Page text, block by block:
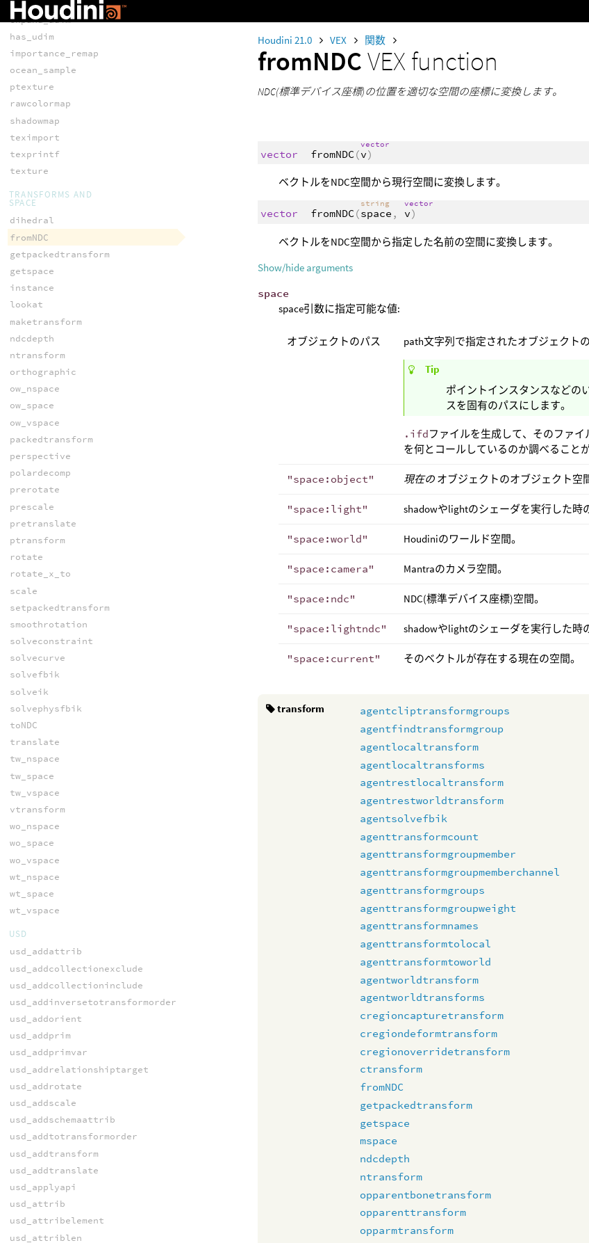
Houdini 21.0 VEX 関数
fromNDCVEX function
NDC(標準デバイス座標)の位置を適切な空間の座標に変換します。
vector fromNDC (
vector
v)
ベクトルをNDC空間から現行空間に変換します。
vector fromNDC (
string
space ,
vector
v)
ベクトルをNDC空間から指定した名前の空間に変換します。
Show/hide arguments
space
space引数に指定可能な値:
オブジェクトのパス path文字列で指定されたオブジェクト
Tip
ポイントインスタンスなどの
スを固有のパスにします。
.ifdファイルを生成して、そのファ
を何とコールしているのか調べること
"space:object" 現在の オブジェクトのオブジェクト空
"space:light" shadowやlightのシェーダを実行した時
"space:world" Houdiniのワールド空間。
"space:camera" Mantraのカメラ空間。
"space:ndc" NDC(標準デバイス座標)空間。
"space:lightndc" shadowやlightのシェーダを実行した時
"space:current" そのベクトルが存在する現在の空間。
transform
agentcliptransformgroups
agentfindtransformgroup
agentlocaltransform
agentlocaltransforms
agentrestlocaltransform
agentrestworldtransform
agentsolvefbik
agenttransformcount
agenttransformgroupmember
agenttransformgroupmemberchannel
agenttransformgroups
agenttransformgroupweight
agenttransformnames
agenttransformtolocal
agenttransformtoworld
agentworldtransform
agentworldtransforms
cregioncapturetransform
cregiondeformtransform
cregionoverridetransform
ctransform
fromNDC
getpackedtransform
getspace
mspace
ndcdepth
ntransform
opparentbonetransform
opparenttransform
opparmtransform
environment
expand_udim
has_udim
importance_remap
ocean_sample
ptexture
rawcolormap
shadowmap
teximport
texprintf
texture
TRANSFORMS AND
SPACE
dihedral
fromNDC
getpackedtransform
getspace
instance
lookat
maketransform
ndcdepth
ntransform
orthographic
ow_nspace
ow_space
ow_vspace
packedtransform
perspective
polardecomp
prerotate
prescale
pretranslate
ptransform
rotate
rotate_x_to
scale
setpackedtransform
smoothrotation
solveconstraint
solvecurve
solvefbik
solveik
solvephysfbik
toNDC
translate
tw_nspace
tw_space
tw_vspace
vtransform
wo_nspace
wo_space
wo_vspace
wt_nspace
wt_space
wt_vspace
USD
usd_addattrib
usd_addcollectionexclude
usd_addcollectioninclude
usd_addinversetotransformorder
usd_addorient
usd_addprim
usd_addprimvar
usd_addrelationshiptarget
usd_addrotate
usd_addscale
usd_addschemaattrib
usd_addtotransformorder
usd_addtransform
usd_addtranslate
usd_applyapi
usd_attrib
usd_attribelement
usd_attriblen